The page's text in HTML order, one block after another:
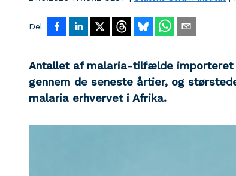
Del
Antallet af malaria-tilfælde importeret
gennem de seneste årtier, og
malaria erhvervet i Afrika.